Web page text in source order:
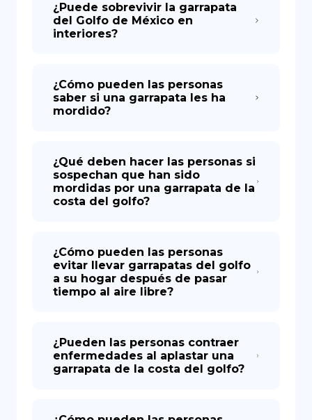
¿Puede sobrevivir la garrapata
del Golfo de México en
interiores?
¿Cómo pueden las personas
saber si una garrapata les ha
mordido?
¿Qué deben hacer las personas si
sospechan que han sido
mordidas por una garrapata de la
costa del golfo?
¿Cómo pueden las personas
evitar llevar garrapatas del golfo
a su hogar después de pasar
tiempo al aire libre?
¿Pueden las personas contraer
enfermedades al aplastar una
garrapata de la costa del golfo?